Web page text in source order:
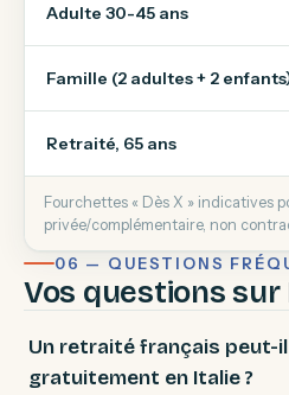
Adulte 30-45 ans
Famille (2 adultes + 2
Retraité, 65 ans
Fourchettes « Dès X » indicatives
privée/complémentaire, non
06 — QUESTIONS
Vos questions sur
Un retraité français peut-
gratuitement en Italie ?